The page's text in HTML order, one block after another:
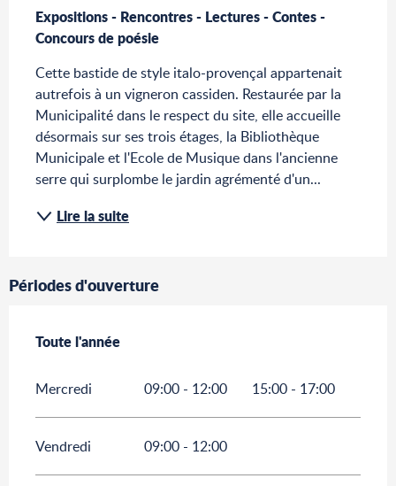
Expositions - Rencontres - Lectures - Contes -
Concours de poésie
Cette bastide de style italo-provençal appartenait
autrefois à un vigneron cassiden. Restaurée par la
Municipalité dans le respect du site, elle accueille
désormais sur ses trois étages, la Bibliothèque
Municipale et l'Ecole de Musique dans l'ancienne
serre qui surplombe le jardin agrémenté d'un...
Lire la suite
Périodes d'ouverture
Toute l'année
Toute l'année
Mercredi 09:00 - 12:00 15:00 - 17:00
Vendredi 09:00 - 12:00